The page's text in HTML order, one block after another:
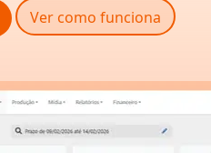
Ver como funciona